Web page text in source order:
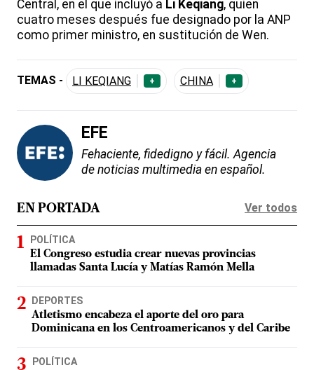
Central, en el que incluyó a Li Keqiang, quien
cuatro meses después fue designado por la ANP
como primer ministro, en sustitución de Wen.
TEMAS - LI KEQIANG + CHINA +
EFE
Fehaciente, fidedigno y fácil. Agencia
de noticias multimedia en español.
EN PORTADA Ver todos
POLÍTICA
El Congreso estudia crear nuevas provincias
llamadas Santa Lucía y Matías Ramón Mella
DEPORTES
Atletismo encabeza el aporte del oro para
Dominicana en los Centroamericanos y del Caribe
POLÍTICA